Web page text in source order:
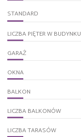
STANDARD
LICZBA PIĘTER W BUDYNKU
GARAŻ
OKNA
BALKON
LICZBA BALKONÓW
LICZBA TARASÓW